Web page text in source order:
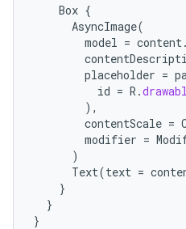
Box {
AsyncImage(
model = content .
placeholder =
id = R .
),
contentScale =
modifier =
)
Text(text =
}
}
}